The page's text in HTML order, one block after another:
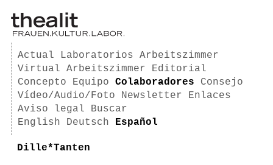
Actual Laboratorios
Arbeitszimmer
Virtual Arbeitszimmer
Editorial
Concepto
Equipo Colaboradores
Consejo
Vídeo/Audio/Foto
Newsletter
Enlaces
Aviso legal
Buscar
English
Deutsch Español
Dille*Tanten